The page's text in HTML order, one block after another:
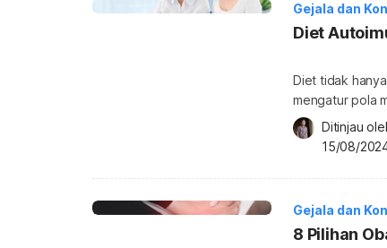
Gejala dan
Diet
Diet tidak
mengatur pola
satunya diet untuk
Simak
pengidap
Ditinjau
15/08/
Gejala dan
8 Pilihan